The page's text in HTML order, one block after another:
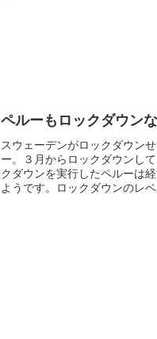
ペルーもロックダウン
スウェーデンがロックダウン
ー。３月からロックダウンし
クダウンを実行したペルーは
ようです。ロックダウンのレ